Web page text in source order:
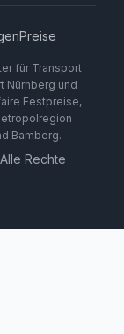
Preise
für Transport
Nürnberg und
Festpreise,
Bamberg.
Rechte